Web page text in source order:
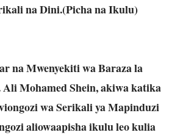
na Dini.(Picha na Ikulu)
na Mwenyekiti wa Baraza la
Mohamed Shein, akiwa katika
wa Serikali ya Mapinduzi
aliowaapisha ikulu leo kulia